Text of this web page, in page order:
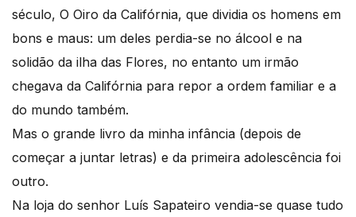
século, O Oiro da Califórnia, que dividia os homens em
bons e maus: um deles perdia-se no álcool e na
solidão da ilha das Flores, no entanto um irmão
chegava da Califórnia para repor a ordem familiar e a
do mundo também.
Mas o grande livro da minha infância (depois de
começar a juntar letras) e da primeira adolescência foi
outro.
Na loja do senhor Luís Sapateiro vendia-se quase tudo